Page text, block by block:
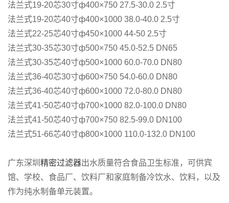
法兰式19-20芯30寸ф400×750 27.5-30.0 2.5寸
法兰式19-20芯40寸ф400×1000 38.0-40.0 2.5寸
法兰式22-25芯40寸ф450×1000 44-50 2.5寸
法兰式30-35芯30寸ф500×750 45.0-52.5 DN65
法兰式30-35芯40寸ф500×1000 60.0-70.0 DN80
法兰式36-40芯30寸ф600×750 54.0-60.0 DN80
法兰式36-40芯40寸ф600×1000 72.0-80.0 DN80
法兰式41-50芯40寸ф700×1000 82.0-100.0 DN80
法兰式41-50芯40寸ф700×750 82.5-99.0 DN100
法兰式51-66芯40寸ф800×1000 110.0-132.0 DN100
广东深圳 精密过滤器出水质量符合食品卫生标准，可供宾
馆、学校、食品厂、饮料厂和家庭制备冷饮水、饮料，以及
作为纯水制备单元装置。